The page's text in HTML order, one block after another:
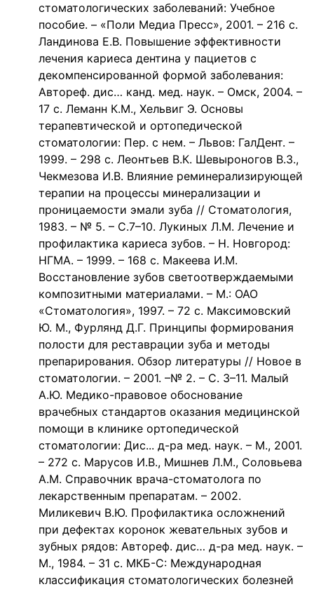
стоматологических заболеваний: Учебное
пособие. – «Поли Медиа Пресс», 2001. – 216 с.
Ландинова Е.В. Повышение эффективности
лечения кариеса дентина у пациетов с
декомпенсированной формой заболевания:
Автореф. дис… канд. мед. наук. – Омск, 2004. –
17 с. Леманн К.М., Хельвиг Э. Основы
терапевтической и ортопедической
стоматологии: Пер. с нем. – Львов: ГалДент. –
1999. – 298 с. Леонтьев В.К. Шевыроногов В.З.,
Чекмезова И.В. Влияние реминерализирующей
терапии на процессы минерализации и
проницаемости эмали зуба // Стоматология,
1983. – № 5. – С.7–10. Лукиных Л.М. Лечение и
профилактика кариеса зубов. – Н. Новгород:
НГМА. – 1999. – 168 с. Макеева И.М.
Восстановление зубов светоотверждаемыми
композитными материалами. – М.: ОАО
«Стоматология», 1997. – 72 с. Максимовский
Ю. М., Фурлянд Д.Г. Принципы формирования
полости для реставрации зуба и методы
препарирования. Обзор литературы // Новое в
стоматологии. – 2001. –№ 2. – С. 3–11. Малый
А.Ю. Медико-правовое обоснование
врачебных стандартов оказания медицинской
помощи в клинике ортопедической
стоматологии: Дис... д-ра мед. наук. – М., 2001.
– 272 с. Марусов И.В., Мишнев Л.М., Соловьева
А.М. Справочник врача-стоматолога по
лекарственным препаратам. – 2002.
Миликевич В.Ю. Профилактика осложнений
при дефектах коронок жевательных зубов и
зубных рядов: Автореф. дис… д-ра мед. наук. –
М., 1984. – 31 с. МКБ-С: Международная
классификация стоматологических болезней